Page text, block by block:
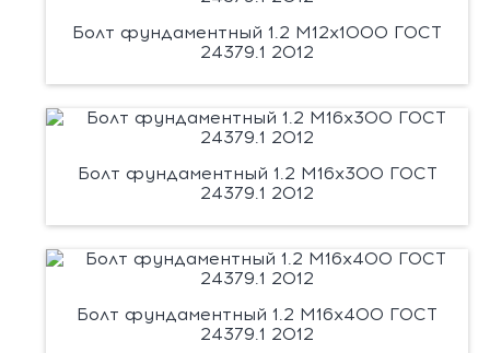
Болт фундаментный 1.2 М12х1000 ГОСТ
24379.1 2012
Болт фундаментный 1.2 М16х300 ГОСТ
24379.1 2012
Болт фундаментный 1.2 М16х400 ГОСТ
24379.1 2012